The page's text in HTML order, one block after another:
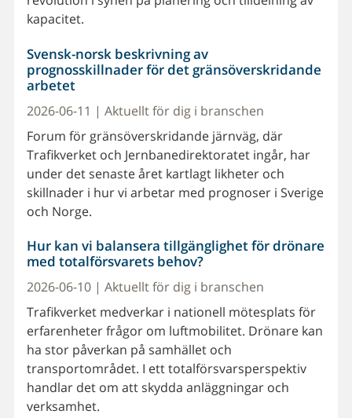
kapacitet.
Svensk-norsk beskrivning av
prognosskillnader för det gränsöverskridande
arbetet
2026-06-11 | Aktuellt för dig i branschen
Forum för gränsöverskridande järnväg, där
Trafikverket och Jernbanedirektoratet ingår, har
under det senaste året kartlagt likheter och
skillnader i hur vi arbetar med prognoser i Sverige
och Norge.
Hur kan vi balansera tillgänglighet för drönare
med totalförsvarets behov?
2026-06-10 | Aktuellt för dig i branschen
Trafikverket medverkar i nationell mötesplats för
erfarenheter frågor om luftmobilitet. Drönare kan
ha stor påverkan på samhället och
transportområdet. I ett totalförsvarsperspektiv
handlar det om att skydda anläggningar och
verksamhet.